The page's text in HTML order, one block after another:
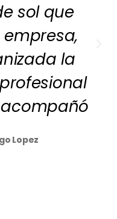
sol que
la
Lopez